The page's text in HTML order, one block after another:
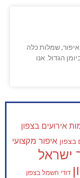
איפור, שמלות כלה
הגדול. אנו
אירועים בצפון
בצפון איפור מקצועי
ישראל
דודי חשמל בצפון